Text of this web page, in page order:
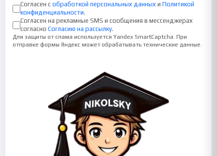
Согласен с обработкой персональных данных и Политикой
конфиденциальности.
Согласен на рекламные SMS и сообщения в мессенджерах
согласно Согласию на рассылку.
Для защиты от спама используется Yandex SmartCaptcha. При
отправке формы Яндекс может обрабатывать технические данные.